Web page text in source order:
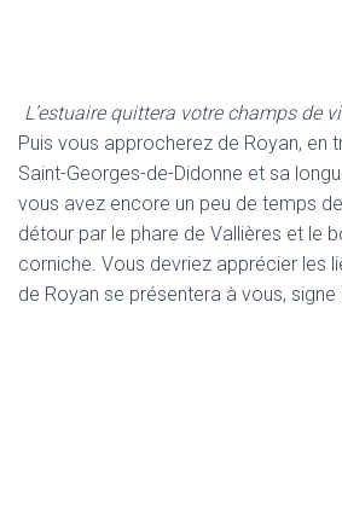
L’estuaire quittera votre champs de
Puis vous approcherez de Royan, en
Saint-Georges-de-Didonne et sa
vous avez encore un peu de temps
détour par le phare de Vallières et le
corniche. Vous devriez apprécier les
de Royan se présentera à vous,